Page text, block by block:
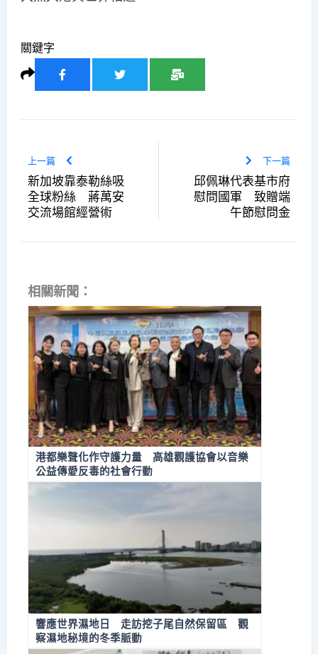
關鍵字
上一篇
新加坡靠泰勒絲吸
全球粉絲 蔣萬安
交流場館經營術
下一篇
邱佩琳代表基市府
慰問國軍 致贈端
午節慰問金
相關新聞：
港都樂聲化作守護力量 高雄觀護協會以音樂
公益傳愛反毒的社會行動
響應世界濕地日 走訪挖子尾自然保留區 觀
察濕地秘境的冬季脈動